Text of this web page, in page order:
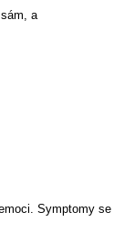
a
Symptomy se